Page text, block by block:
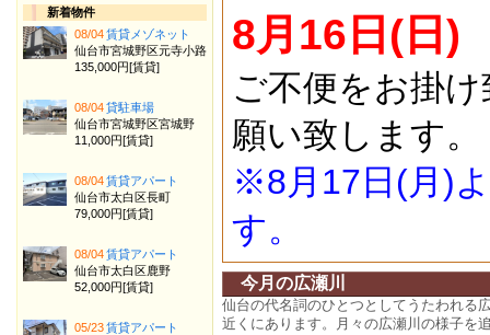
8月16日(日)
ご不便をお掛
願い致します。
※8月17日(月)
す。
今月の広瀬川
仙台の代名詞のひとつとしてうたわれる
近くにあります。月々の広瀬川の様子を
新着物件
08/04賃貸メゾネット
仙台市宮城野区元寺小路
135,000円[賃貸]
08/04貸駐車場
仙台市宮城野区宮城野
11,000円[賃貸]
08/04賃貸アパート
仙台市太白区長町
79,000円[賃貸]
08/04賃貸アパート
仙台市太白区鹿野
52,000円[賃貸]
05/23賃貸アパート